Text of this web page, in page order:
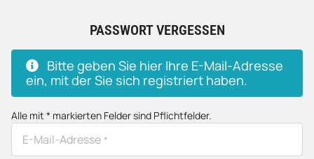
PASSWORT VERGESSEN
x
Bitte geben Sie hier Ihre E-Mail-Adresse
ein, mit der Sie sich registriert haben.
Honeypot
Alle mit * markierten Felder sind Pflichtfelder.
E-Mail-Adresse *